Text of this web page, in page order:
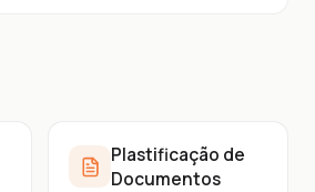
Plastificação de
Documentos